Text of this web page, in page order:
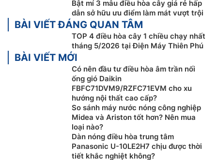
Điều hòa tủ đứng Funiki FC100MCC – Chức
năng chuẩn đoán lỗi
Điều hòa tủ đứng Funiki10000btu 1 chiều FC100MCC
được tích hợp chức năng tự chuẩn đoán lỗi. Với chức
Bật mí 3 mẫu điều hòa cây giá rẻ hấp
dẫn sở hữu ưu điểm làm mát vượt trội
BÀI VIẾT ĐÁNG QUAN TÂM
TOP 4 điều hòa cây 1 chiều chạy nhất
tháng 5/2026 tại Điện Máy Thiên Phú
BÀI VIẾT MỚI
Có nên đầu tư điều hòa âm trần nối
ống gió Daikin
FBFC71DVM9/RZFC71EVM cho xu
hướng nội thất cao cấp?
So sánh máy nước nóng công nghiệp
Midea và Ariston tốt hơn? Nên mua
loại nào?
Dàn nóng điều hòa trung tâm
Panasonic U-10LE2H7 chịu được thời
tiết khắc nghiệt không?